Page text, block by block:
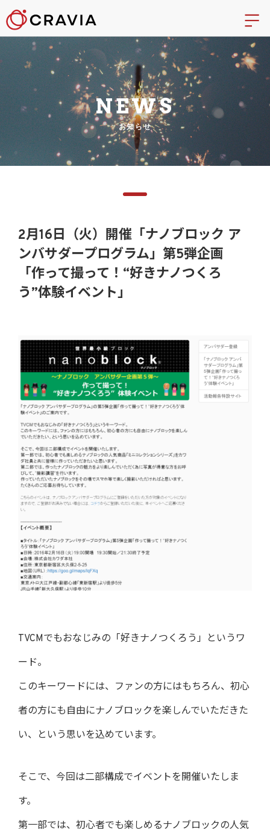
NEWS
お知らせ
2月16日（火）開催「ナノブロック ア
ンバサダープログラム」第5弾企画
「作って撮って！“好きナノつくろ
う”体験イベント」
TVCMでもおなじみの「好きナノつくろう」というワ
ード。
このキーワードには、ファンの方にはもちろん、初心
者の方にも自由にナノブロックを楽しんでいただきた
い、という思いを込めています。
そこで、今回は二部構成でイベントを開催いたしま
す。
第一部では、初心者でも楽しめるナノブロックの人気